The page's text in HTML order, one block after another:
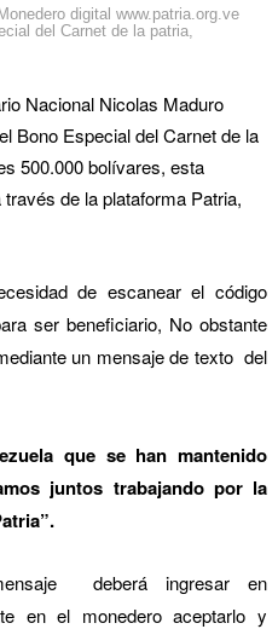
Monedero digital www.patria.org.ve
del Carnet de la patria,
Nacional Nicolas Maduro
Bono Especial del Carnet de la
500.000 bolívares, esta
de la plataforma Patria,
de escanear el código
ser beneficiario, No obstante
un mensaje de texto del
que se han mantenido
juntos trabajando por la
deberá ingresar en
en el monedero aceptarlo y